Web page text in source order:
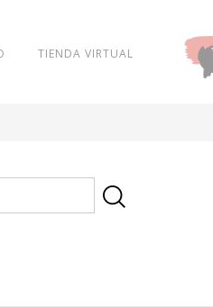
TIENDA VIRTUAL